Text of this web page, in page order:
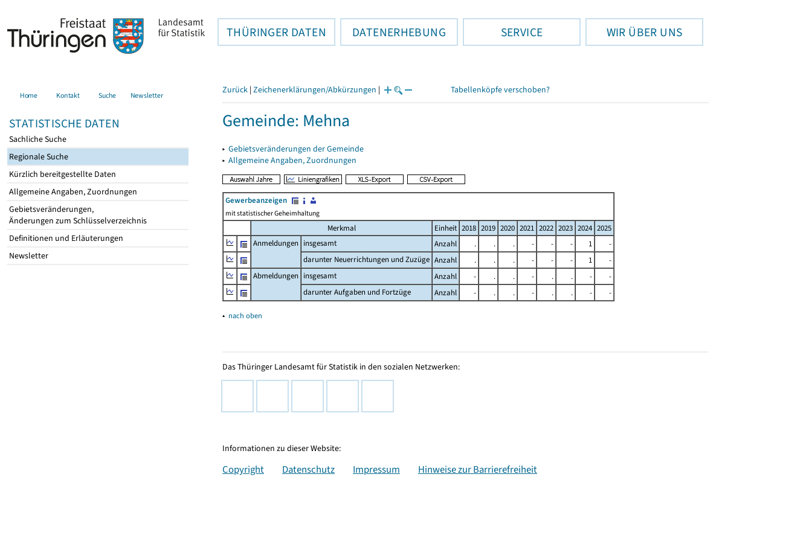
THÜRINGER DATEN DATENERHEBUNG SERVICE WIR ÜBER UNS
Home Kontakt Suche Newsletter
STATISTISCHE DATEN
Sachliche Suche
Regionale Suche
Kürzlich bereitgestellte Daten
Allgemeine Angaben, Zuordnungen
Gebietsveränderungen,
Änderungen zum Schlüsselverzeichnis
Definitionen und Erläuterungen
Newsletter
Zurück | Zeichenerklärungen/Abkürzungen | Tabellenköpfe verschoben?
Gemeinde: Mehna
▸ Gebietsveränderungen der Gemeinde
▸ Allgemeine Angaben, Zuordnungen
Gewerbeanzeigen
mit statistischer Geheimhaltung
Merkmal Einheit 2018 2019 2020 2021 2022 2023 2024 2025
Anmeldungen insgesamt Anzahl . . . - - - 1
-
darunter Neuerrichtungen und Zuzüge Anzahl . . . - - - 1
-
Abmeldungen insgesamt Anzahl - . . - . . -
-
darunter Aufgaben und Fortzüge
Anzahl - . . - . . - -
▴ nach oben
Das Thüringer Landesamt für Statistik in den sozialen Netzwerken:
Informationen zu dieser Website:
Copyright Datenschutz Impressum Hinweise zur Barrierefreiheit